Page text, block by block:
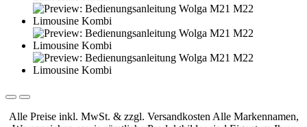
Alle Preise inkl. MwSt. & zzgl. Versandkosten Alle Markennamen,